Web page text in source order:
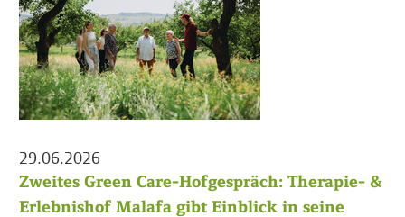
29.06.2026
Zweites Green Care-Hofgespräch: Therapie- &
Erlebnishof Malafa gibt Einblick in seine